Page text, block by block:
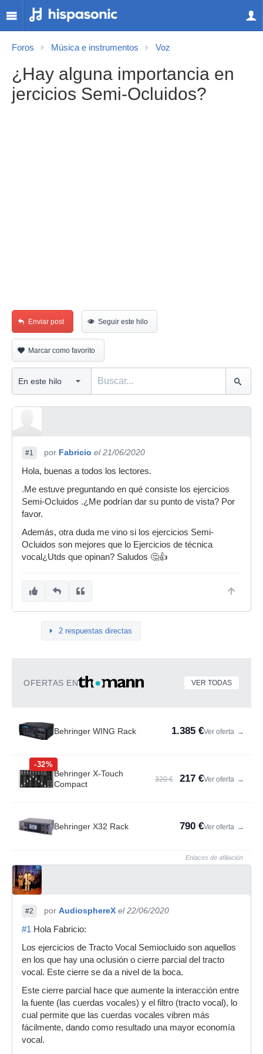
Foros Música e instrumentos Voz
¿Hay alguna importancia en
jercicios Semi-Ocluidos?
Enviar post Seguir este hilo
Marcar como favorito
#1 por Fabricio el 21/06/2020
Hola, buenas a todos los lectores.
.Me estuve preguntando en qué consiste los ejercicios
Semi-Ocluidos .¿Me podrían dar su punto de vista? Por
favor.
Además, otra duda me vino si los ejercicios Semi-
Ocluidos son mejores que lo Ejercicios de técnica
vocal¿Utds que opinan? Saludos 🤔👍
2 respuestas directas
OFERTAS EN VER TODAS
Behringer WING Rack 1.385 €Ver oferta →
-32%
Behringer X-Touch
Compact
320 € 217 €Ver oferta →
Behringer X32 Rack 790 €Ver oferta →
Enlaces de afiliación
#2 por AudiosphereX el 22/06/2020
#1 Hola Fabricio:
Los ejercicios de Tracto Vocal Semiocluido son aquellos
en los que hay una oclusión o cierre parcial del tracto
vocal. Este cierre se da a nivel de la boca.
Este cierre parcial hace que aumente la interacción entre
la fuente (las cuerdas vocales) y el filtro (tracto vocal), lo
cual permite que las cuerdas vocales vibren más
fácilmente, dando como resultado una mayor economía
vocal.